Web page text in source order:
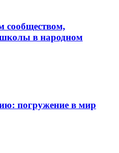
сообществом,
в народном
погружение в мир